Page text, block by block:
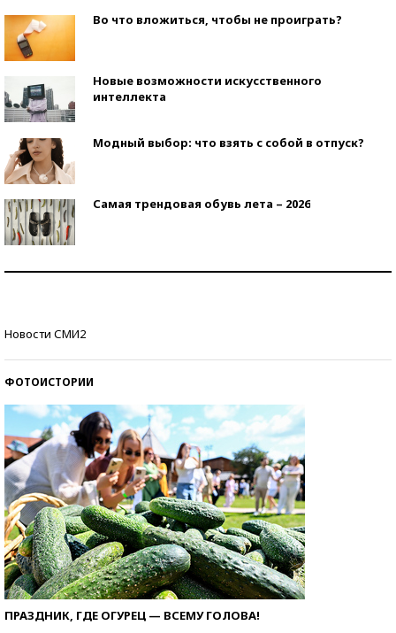
Во что вложиться, чтобы не проиграть?
Новые возможности искусственного
интеллекта
Модный выбор: что взять с собой в отпуск?
Самая трендовая обувь лета – 2026
Новости СМИ2
ФОТОИСТОРИИ
ПРАЗДНИК, ГДЕ ОГУРЕЦ — ВСЕМУ ГОЛОВА!